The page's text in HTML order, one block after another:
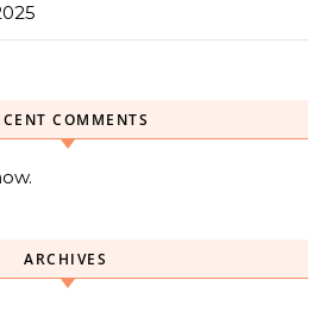
COMMENTS
ARCHIVES